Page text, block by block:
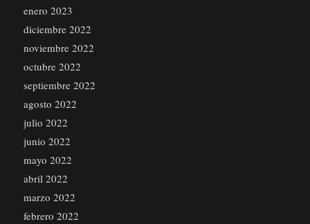
enero 2023
diciembre 2022
noviembre 2022
octubre 2022
septiembre 2022
agosto 2022
julio 2022
junio 2022
mayo 2022
abril 2022
marzo 2022
febrero 2022